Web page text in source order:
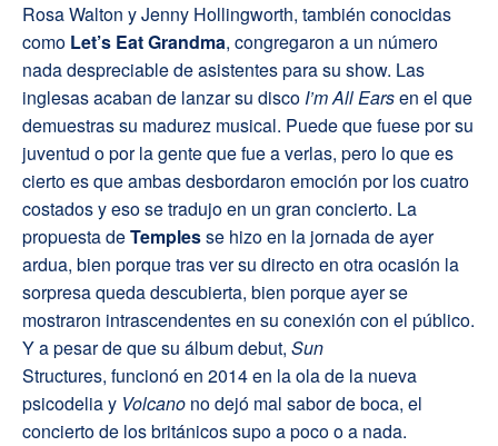
Rosa Walton y Jenny Hollingworth, también conocidas
como Let’s Eat Grandma, congregaron a un número
nada despreciable de asistentes para su show. Las
inglesas acaban de lanzar su discoI’m All Earsen el que
demuestras su madurez musical. Puede que fuese por su
juventud o por la gente que fue a verlas, pero lo que es
cierto es que ambas desbordaron emoción por los cuatro
costados y eso se tradujo en un gran concierto. La
propuesta deTemplesse hizo en la jornada de ayer
ardua, bien porque tras ver su directo en otra ocasión la
sorpresa queda descubierta, bien porque ayer se
mostraron intrascendentes en su conexión con el público.
Y a pesar de que su álbum debut, Sun
Structures, funcionó en 2014 en la ola de la nueva
psicodelia y Volcano no dejó mal sabor de boca, el
concierto de los británicos supo a poco o a nada.